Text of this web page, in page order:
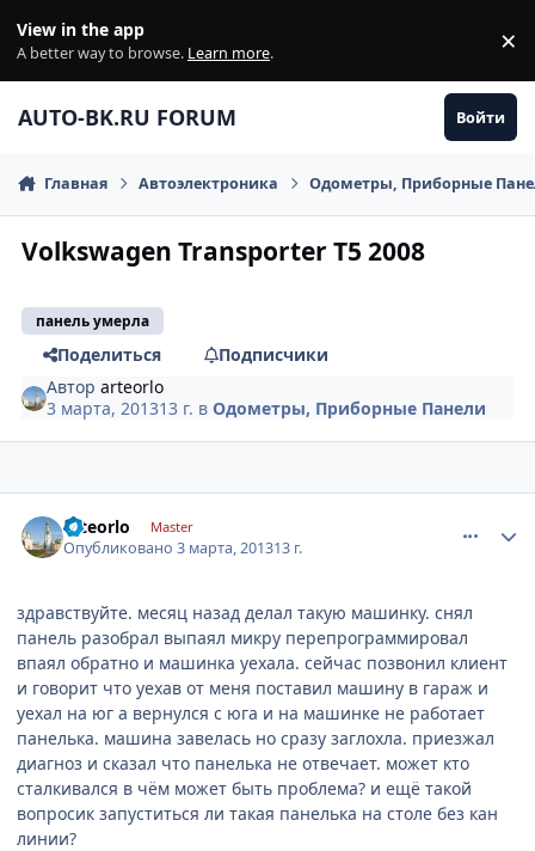
View in the app
A better way to browse. Learn more. ×
AUTO-BK.RU FORUM Войти
Главная Автоэлектроника Одометры, Приборные
Volkswagen Transporter T5 2008
панель умерла
Поделиться
Подписчики
Авторarteorlo
3 марта, 201313 г. вОдометры, Приборные Панели
arteorlo Master
Опубликовано3 марта, 201313 г.
здравствуйте. месяц назад делал такую машинку. снял
панель разобрал выпаял микру перепрограммировал
впаял обратно и машинка уехала. сейчас позвонил клиент
и говорит что уехав от меня поставил машину в гараж и
уехал на юг а вернулся с юга и на машинке не работает
панелька. машина завелась но сразу заглохла. приезжал
диагноз и сказал что панелька не отвечает. может кто
сталкивался в чём может быть проблема? и ещё такой
вопросик запуститься ли такая панелька на столе без кан
линии?